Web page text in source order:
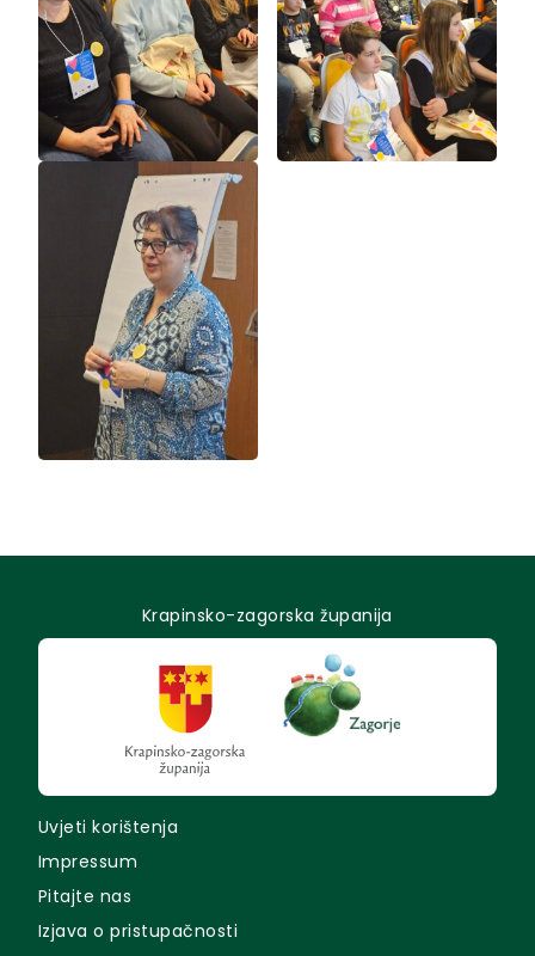
Krapinsko-zagorska županija
Uvjeti korištenja
Impressum
Pitajte nas
Izjava o pristupačnosti